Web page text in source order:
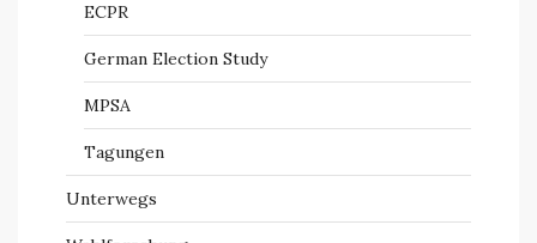
ECPR
German Election Study
MPSA
Tagungen
Unterwegs